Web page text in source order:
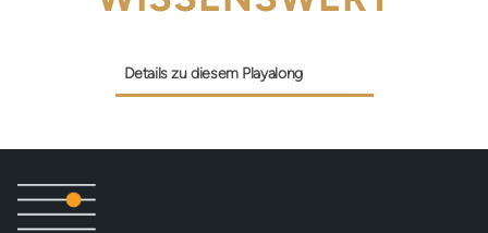
Details zu diesem Playalong